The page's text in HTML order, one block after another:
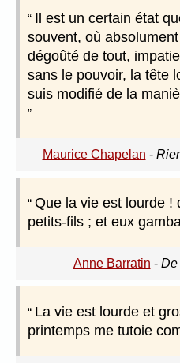
Il est un certain état
souvent, où
dégoûté de tout,
sans le pouvoir, la tête
suis modifié de la
Maurice Chapelan -
Que la vie est lourde !
petits-fils ; et eux
Anne Barratin - De
La vie est lourde et
printemps me tutoie